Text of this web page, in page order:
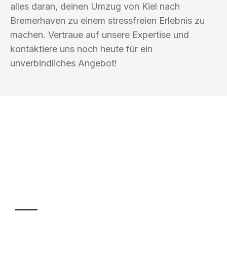
alles daran, deinen Umzug von Kiel nach
Bremerhaven zu einem stressfreien Erlebnis zu
machen. Vertraue auf unsere Expertise und
kontaktiere uns noch heute für ein
unverbindliches Angebot!